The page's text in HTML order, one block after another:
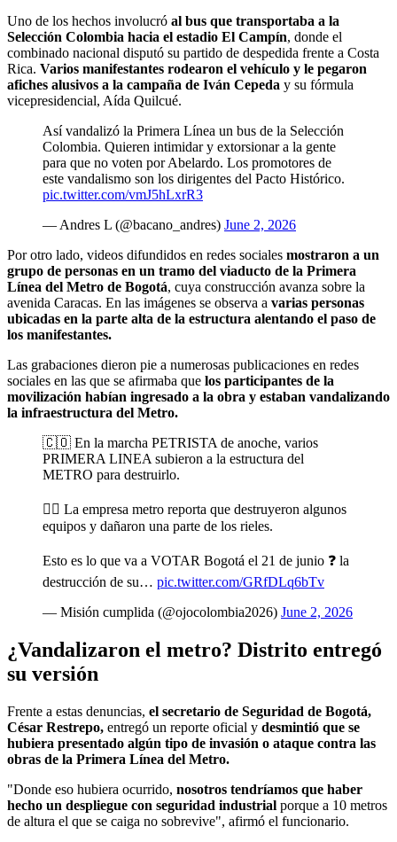
Uno de los hechos involucró al bus que transportaba a la
Selección Colombia hacia el estadio El Campín, donde el
combinado nacional disputó su partido de despedida frente a Costa
Rica. Varios manifestantes rodearon el vehículo y le pegaron
afiches alusivos a la campaña de Iván Cepeda y su fórmula
vicepresidencial, Aída Quilcué.
Así vandalizó la Primera Línea un bus de la Selección
Colombia. Quieren intimidar y extorsionar a la gente
para que no voten por Abelardo. Los promotores de
este vandalismo son los dirigentes del Pacto Histórico.
pic.twitter.com/vmJ5hLxrR3
— Andres L (@bacano_andres) June 2, 2026
Por otro lado, videos difundidos en redes sociales mostraron a un
grupo de personas en un tramo del viaducto de la Primera
Línea del Metro de Bogotá, cuya construcción avanza sobre la
avenida Caracas. En las imágenes se observa a varias personas
ubicadas en la parte alta de la estructura alentando el paso de
los manifestantes.
Las grabaciones dieron pie a numerosas publicaciones en redes
sociales en las que se afirmaba que los participantes de la
movilización habían ingresado a la obra y estaban vandalizando
la infraestructura del Metro.
🇨🇴 En la marcha PETRISTA de anoche, varios
PRIMERA LINEA subieron a la estructura del
METRO para destruirlo.
👉🏻 La empresa metro reporta que destruyeron algunos
equipos y dañaron una parte de los rieles.
Esto es lo que va a VOTAR Bogotá el 21 de junio ❓ la
destrucción de su… pic.twitter.com/GRfDLq6bTv
— Misión cumplida (@ojocolombia2026) June 2, 2026
¿Vandalizaron el metro? Distrito entregó
su versión
Frente a estas denuncias, el secretario de Seguridad de Bogotá,
César Restrepo, entregó un reporte oficial y desmintió que se
hubiera presentado algún tipo de invasión o ataque contra las
obras de la Primera Línea del Metro.
"Donde eso hubiera ocurrido, nosotros tendríamos que haber
hecho un despliegue con seguridad industrial porque a 10 metros
de altura el que se caiga no sobrevive", afirmó el funcionario.